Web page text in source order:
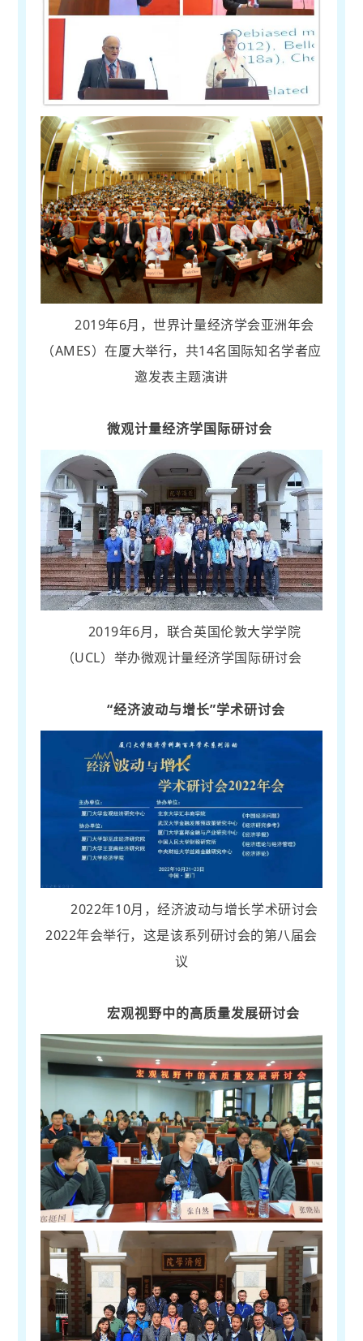
2019年6月，世界计量经济学会亚洲年会
（AMES）在厦大举行，共14名国际知名学者应
邀发表主题演讲
微观计量经济学国际研讨会
2019年6月，联合英国伦敦大学学院
（UCL）举办微观计量经济学国际研讨会
“经济波动与增长”学术研讨会
2022年10月，经济波动与增长学术研讨会
2022年会举行，这是该系列研讨会的第八届会
议
宏观视野中的高质量发展研讨会